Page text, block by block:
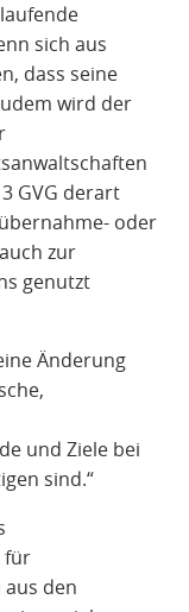
sich aus
dass seine
wird der
GVG derart
oder
zur
genutzt
Änderung
und Ziele bei
sind.“
für
den